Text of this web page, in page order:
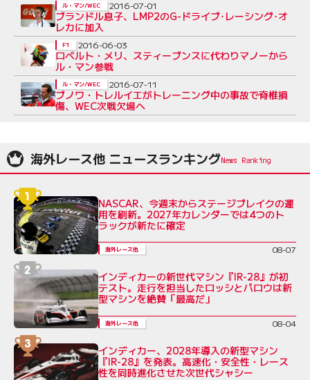
ブランドル息子、LMP2のG-ドライブ･レーシング･オ
レカに加入
ル・マン/WEC 2016-07-01
ロベルト・メリ、スティーブンスに代わりマノーから
ル・マン参戦
F1 2016-06-03
ブノワ・トレルイエがトレーニング中の事故で脊椎損
傷、WEC次戦欠場へ
ル・マン/WEC 2016-07-11
海外レース他 ニュースランキング
NASCAR、今週末からステージブレイクの運
用を刷新。2027年カレンダーでは4つのト
ラックが新たに確定
海外レース他 08-07
インディカーの新世代マシン『IR-28』が初
テスト。走行を担当したロッシとパロウは新
型マシンを絶賛「最高だ」
海外レース他 08-04
インディカー、2028年導入の新型マシン
『IR-28』を発表。高速化・安全性・レース
性を同時進化させた次世代シャシー